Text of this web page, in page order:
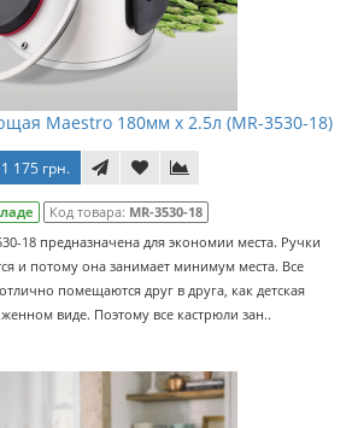
Maestro 180мм x 2.5л (MR-3530-18)
1 175 грн.
Код товара: MR-3530-18
18 предназначена для экономии места. Ручки
и потому она занимает минимум места. Все
помещаются друг в друга, как детская
виде. Поэтому все кастрюли зан..